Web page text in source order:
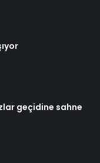
geçidine sahne